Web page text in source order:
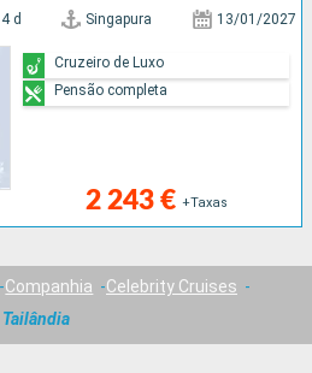
d Singapura 13/01/2027
2 243 € +Taxas
Cruzeiro de Luxo
Pensão completa
Companhia
Celebrity Cruises